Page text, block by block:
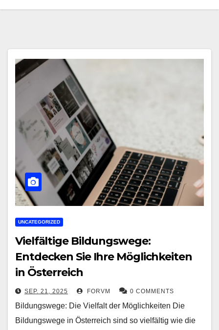
UNCATEGORIZED
Vielfältige Bildungswege:
Entdecken Sie Ihre Möglichkeiten
in Österreich
SEP. 21, 2025 FORVM 0 COMMENTS
Bildungswege: Die Vielfalt der Möglichkeiten Die
Bildungswege in Österreich sind so vielfältig wie die